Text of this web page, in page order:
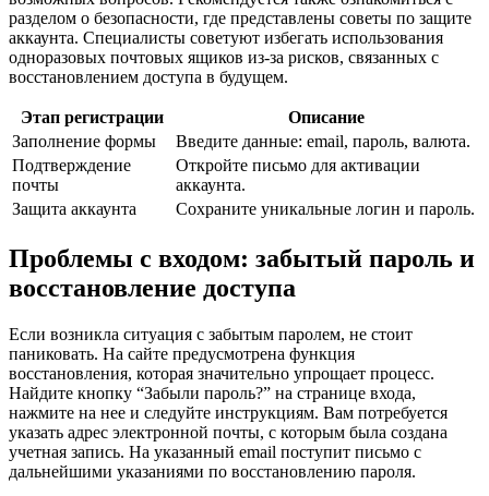
разделом о безопасности, где представлены советы по защите
аккаунта. Специалисты советуют избегать использования
одноразовых почтовых ящиков из-за рисков, связанных с
восстановлением доступа в будущем.
Этап регистрации
Описание
Заполнение формы
Введите данные: email, пароль, валюта.
Подтверждение
почты
Откройте письмо для активации
аккаунта.
Защита аккаунта
Сохраните уникальные логин и пароль.
Проблемы с входом: забытый пароль и
восстановление доступа
Если возникла ситуация с забытым паролем, не стоит
паниковать. На сайте предусмотрена функция
восстановления, которая значительно упрощает процесс.
Найдите кнопку “Забыли пароль?” на странице входа,
нажмите на нее и следуйте инструкциям. Вам потребуется
указать адрес электронной почты, с которым была создана
учетная запись. На указанный email поступит письмо с
дальнейшими указаниями по восстановлению пароля.